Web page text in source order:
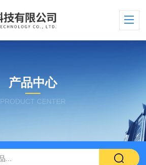
产品中心
PRODUCT CENTER